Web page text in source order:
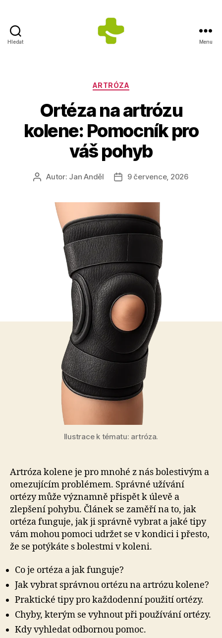
Hledat
Anděla
Menu
Rubriky
ARTRÓZA
Ortéza na artrózu
kolene: Pomocník pro
váš pohyb
AutorAutor: Jan Anděl
Datum
9 července, 2026
Ilustrace k tématu: artróza.
Artróza kolene je pro mnohé z nás bolestivým a
omezujícím problémem. Správné užívání
ortézy může významně přispět k úlevě a
zlepšení pohybu. Článek se zaměří na to, jak
ortéza funguje, jak ji správně vybrat a jaké tipy
vám mohou pomoci udržet se v kondici i přesto,
že se potýkáte s bolestmi v koleni.
Co je ortéza a jak funguje?
Jak vybrat správnou ortézu na artrózu kolene?
Praktické tipy pro každodenní použití ortézy.
Chyby, kterým se vyhnout při používání ortézy.
Kdy vyhledat odbornou pomoc.